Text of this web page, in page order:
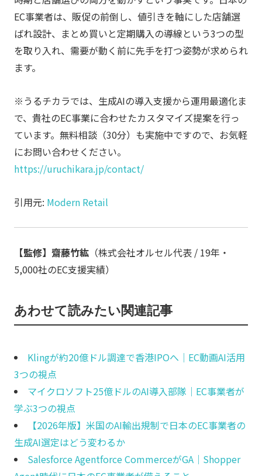
EC事業者は、販促の前倒し、値引きを軸にした店舗選
ばれ設計、まとめ買いと定期購入の導線という3つの型
を取り入れ、需要が動く前に先手を打つ姿勢が求められ
ます。
※うるチカラでは、生成AIの導入支援から運用最適化ま
で、貴社のEC事業に合わせたカスタマイズ提案を行っ
ています。無料相談（30分）も実施中ですので、お気軽
にお問い合わせください。
https://uruchikara.jp/contact/
引用元: Modern Retail
【監修】齋藤竹紘（株式会社オルセル代表 / 19年・
5,000社のEC支援実績）
あわせて読みたい関連記事
Klingが約20億ドル調達で香港IPOへ｜EC動画AI活用
3つの視点
マイクロソフト25億ドルのAI導入部隊｜EC事業者が
学ぶ3つの視点
【2026年版】米国のAI輸出規制で日本のEC事業者の
生成AI選定はどう変わるか
Salesforce Agentforce CommerceがGA｜Shopper